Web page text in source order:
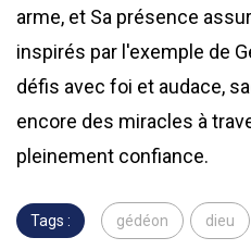
arme, et Sa présence
inspirés par l'exemple de
défis avec foi et audace,
encore des miracles à
pleinement confiance.
Tags : gédéon dieu